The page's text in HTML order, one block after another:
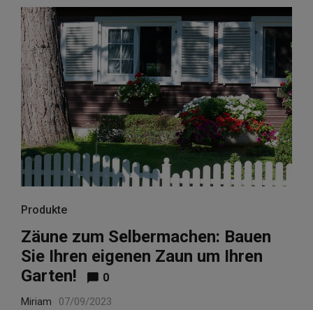
Produkte
Zäune zum Selbermachen: Bauen
Sie Ihren eigenen Zaun um Ihren
Garten!
0
Miriam 07/09/2023